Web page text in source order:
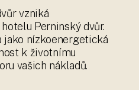
vzniká
Perninský dvůr.
jako nízkoenergetická
k životnímu
vašich nákladů.